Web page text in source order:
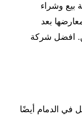
بيع وشراء
بعد
افضل شركة
في الدمام أيضًا